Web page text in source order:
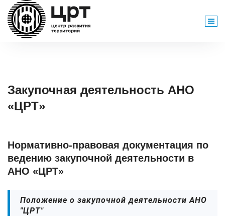
Перейти
содержимому
Закупочная деятельность АНО
«ЦРТ»
Нормативно-правовая документация по
ведению закупочной деятельности в
АНО «ЦРТ»
Положение о закупочной деятельности АНО
"ЦРТ"